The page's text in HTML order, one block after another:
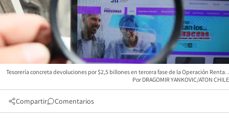
Tesorería concreta devoluciones por $2,5 billones en tercera fase de la Operación Renta.
DRAGOMIR YANKOVIC/ATON CHILE
Compartir Comentarios